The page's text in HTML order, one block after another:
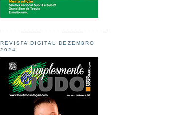
REVISTA DIGITAL DEZEMBRO
2024